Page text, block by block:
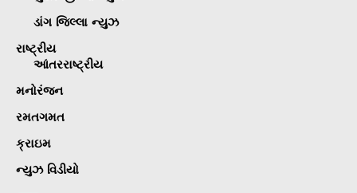
ડાંગ જિલ્લા ન્યુઝ
રાષ્ટ્રીય
આંતરરાષ્ટ્રીય
મનોરંજન
રમતગમત
ક્રાઇમ
ન્યુઝ વિડીયો